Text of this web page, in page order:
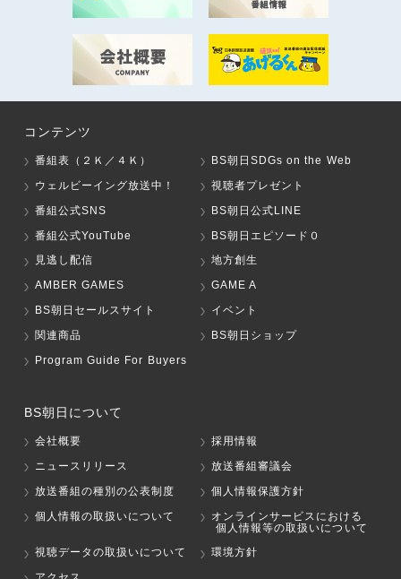
コンテンツ
番組表（２Ｋ／４Ｋ）
BS朝日SDGs on the Web
ウェルビーイング放送中！
視聴者プレゼント
番組公式SNS
BS朝日公式LINE
番組公式YouTube
BS朝日エピソード０
見逃し配信
地方創生
AMBER GAMES
GAME A
BS朝日セールスサイト
イベント
関連商品
BS朝日ショップ
Program Guide For Buyers
BS朝日について
会社概要
採用情報
ニュースリリース
放送番組審議会
放送番組の種別の公表制度
個人情報保護方針
個人情報の取扱いについて
オンラインサービスにおける
個人情報等の取扱いについて
視聴データの取扱いについて
環境方針